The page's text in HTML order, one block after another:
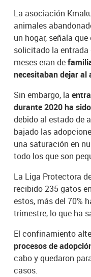
La asociación
animales
un hogar, señala
solicitado la
meses eran de
necesitaban dejar
Sin embargo, la
durante 2020 ha
debido al estado de
bajado las
una saturación en
todo los que son
La Liga Protectora
recibido 235 gatos
estos, más del 70%
trimestre, lo que ha
El confinamiento
procesos de
cabo y quedaron
casos.